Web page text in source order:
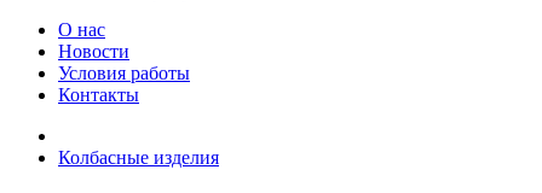
О нас
Новости
Условия работы
Контакты
Колбасные изделия